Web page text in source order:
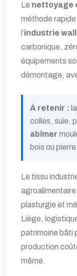
Le nettoyage
méthode
l’industrie
carbonique,
équipements
démontage,
À retenir :
colles, suie,
abîmer
bois ou pierre.
Le tissu
agroalimentaire
plasturgie et
Liège,
patrimoine bâti
production
même.